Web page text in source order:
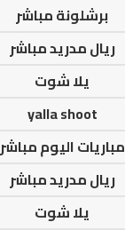
برشلونة مباشر
ريال مدريد مباشر
يلا شوت
yalla shoot
مباريات اليوم مباشر
ريال مدريد مباشر
يلا شوت